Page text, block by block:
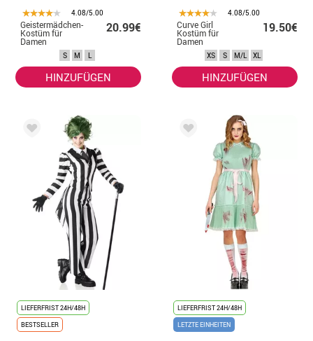
4.08/5.00
Geistermädchen-
Kostüm für
Damen
20.99€
S M L
HINZUFÜGEN
4.08/5.00
Curve Girl
Kostüm für
Damen
19.50€
XS S M/L XL
HINZUFÜGEN
LIEFERFRIST 24H/48H
BESTSELLER
LIEFERFRIST 24H/48H
LETZTE EINHEITEN